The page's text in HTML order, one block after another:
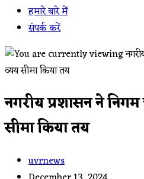
हमारे बारे में
संपर्क करें
नगरीय प्रशासन ने
सीमा किया तय
Post
uvrnews